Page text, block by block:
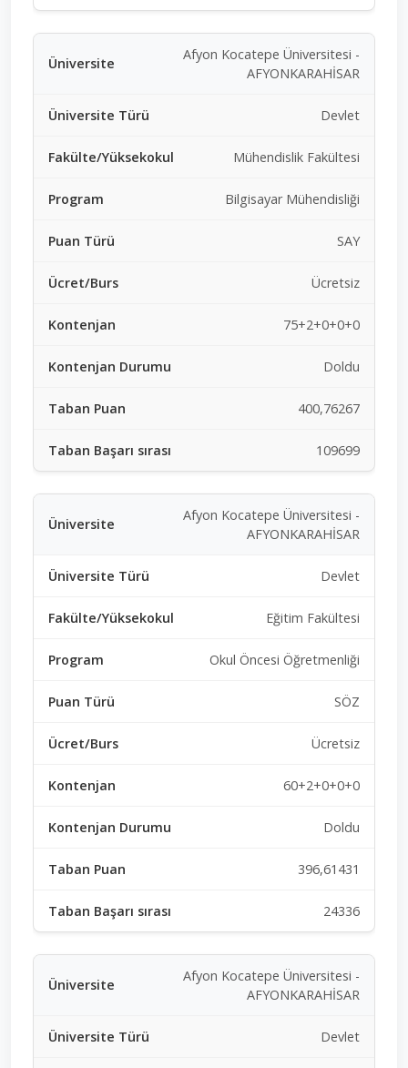
Afyon Kocatepe Üniversitesi -
AFYONKARAHİSAR
Devlet
Mühendislik Fakültesi
Bilgisayar Mühendisliği
SAY
Ücretsiz
75+2+0+0+0
Doldu
400,76267
109699
Afyon Kocatepe Üniversitesi -
AFYONKARAHİSAR
Devlet
Eğitim Fakültesi
Okul Öncesi Öğretmenliği
SÖZ
Ücretsiz
60+2+0+0+0
Doldu
396,61431
24336
Afyon Kocatepe Üniversitesi -
AFYONKARAHİSAR
Devlet